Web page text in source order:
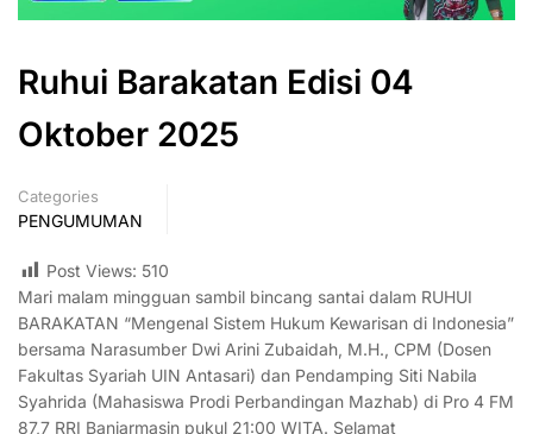
Ruhui Barakatan Edisi 04
Oktober 2025
Categories
PENGUMUMAN
Post Views: 510
Mari malam mingguan sambil bincang santai dalam RUHUI
BARAKATAN “Mengenal Sistem Hukum Kewarisan di Indonesia”
bersama Narasumber Dwi Arini Zubaidah, M.H., CPM (Dosen
Fakultas Syariah UIN Antasari) dan Pendamping Siti Nabila
Syahrida (Mahasiswa Prodi Perbandingan Mazhab) di Pro 4 FM
87,7 RRI Banjarmasin pukul 21:00 WITA. Selamat